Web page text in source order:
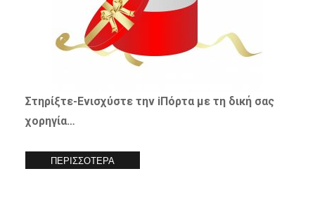
Στηρίξτε-Ενισχύστετην iΠόρτα με τη δική σας
χορηγία…
ΠΕΡΙΣΣΟΤΕΡΑ